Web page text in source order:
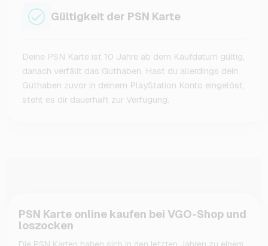
Gültigkeit der PSN Karte
Deine PSN Karte ist 10 Jahre ab dem Kaufdatum gültig,
danach verfällt das Guthaben. Hast du allerdings dein
Guthaben zuvor in deinem PlayStation Konto eingelöst,
steht es dir dauerhaft zur Verfügung.
PSN Karte online kaufen bei VGO-Shop und
loszocken